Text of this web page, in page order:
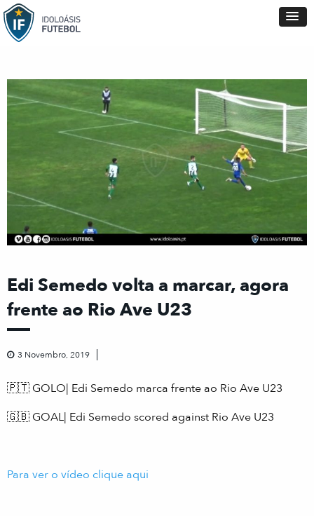
Edi Semedo volta a marcar, agora
frente ao Rio Ave U23
3 Novembro, 2019
🇵🇹 GOLO| Edi Semedo marca frente ao Rio Ave U23
🇬🇧 GOAL| Edi Semedo scored against Rio Ave U23
Para ver o vídeo clique aqui